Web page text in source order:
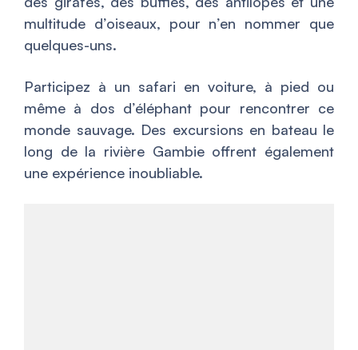
multitude d’oiseaux, pour n’en nommer que
quelques-uns.
Participez à un safari en voiture, à pied ou
même à dos d’éléphant pour rencontrer ce
monde sauvage. Des excursions en bateau le
long de la rivière Gambie offrent également
une expérience inoubliable.